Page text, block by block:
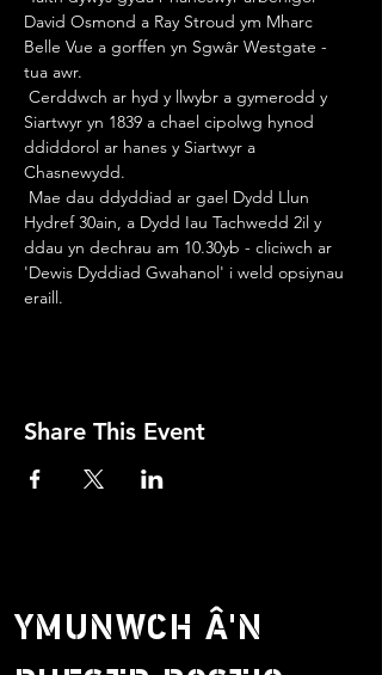
David Osmond a Ray Stroud ym Mharc
Belle Vue a gorffen yn Sgwâr Westgate -
tua awr.
Siartwyr yn 1839 a chael cipolwg hynod
ddiddorol ar hanes y Siartwyr a
Chasnewydd.
Hydref 30ain, a Dydd Iau Tachwedd 2il y
ddau yn dechrau am 10.30yb - cliciwch ar
'Dewis Dyddiad Gwahanol' i weld opsiynau
eraill.
Share This Event
YMUNWCH Â'N